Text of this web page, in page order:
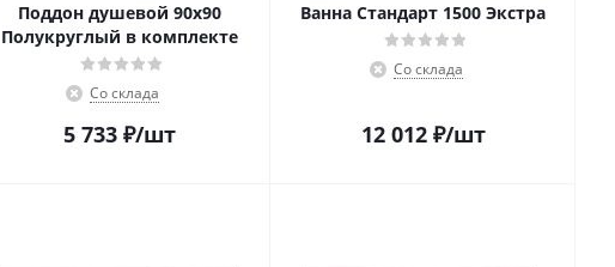
Поддон душевой 90х90
Полукруглый в комплекте
Со склада
5 733₽/шт
Ванна Стандарт 1500 Экстра
Со склада
12 012₽/шт